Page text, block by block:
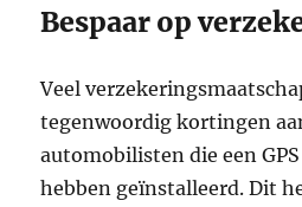
Bespaar op
Veel
tegenwoordig kortingen
automobilisten die een
hebben geïnstalleerd. Dit